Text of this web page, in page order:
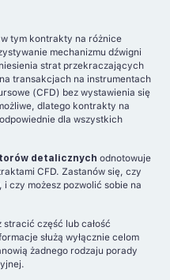
tym kontrakty na różnice
mechanizmu dźwigni
strat przekraczających
transakcjach na instrumentach
(CFD) bez wystawienia się
dlatego kontrakty na
dla wszystkich
detalicznych odnotowuje
CFD. Zastanów się, czy
czy możesz pozwolić sobie na
część lub całość
służą wyłącznie celom
żadnego rodzaju porady